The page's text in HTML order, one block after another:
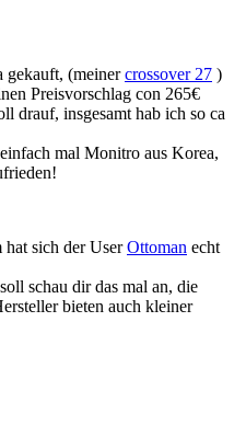
gekauft, (meinercrossover 27 )
Preisvorschlag con 265€
drauf, insgesamt hab ich so ca
mal Monitro aus Korea,
hat sich der UserOttoman echt
schau dir das mal an, die
bieten auch kleiner